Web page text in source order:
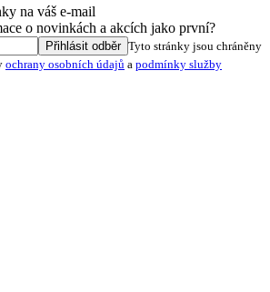
na váš e-mail
o novinkách a akcích jako první?
Přihlásit odběr Tyto stránky jsou chráněny
ochrany osobních údajů a podmínky služby